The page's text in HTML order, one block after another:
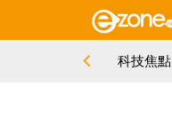
科技焦點